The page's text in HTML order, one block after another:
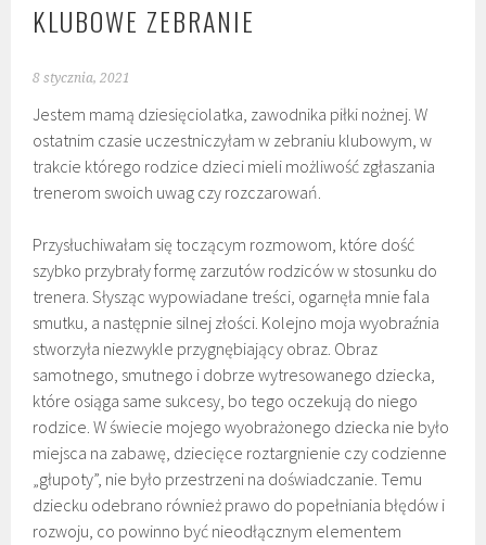
KLUBOWE ZEBRANIE
8 stycznia, 2021
Jestem mamą dziesięciolatka, zawodnika piłki nożnej. W
ostatnim czasie uczestniczyłam w zebraniu klubowym, w
trakcie którego rodzice dzieci mieli możliwość zgłaszania
trenerom swoich uwag czy rozczarowań.
Przysłuchiwałam się toczącym rozmowom, które dość
szybko przybrały formę zarzutów rodziców w stosunku do
trenera. Słysząc wypowiadane treści, ogarnęła mnie fala
smutku, a następnie silnej złości. Kolejno moja wyobraźnia
stworzyła niezwykle przygnębiający obraz. Obraz
samotnego, smutnego i dobrze wytresowanego dziecka,
które osiąga same sukcesy, bo tego oczekują do niego
rodzice. W świecie mojego wyobrażonego dziecka nie było
miejsca na zabawę, dziecięce roztargnienie czy codzienne
„głupoty”, nie było przestrzeni na doświadczanie. Temu
dziecku odebrano również prawo do popełniania błędów i
rozwoju, co powinno być nieodłącznym elementem